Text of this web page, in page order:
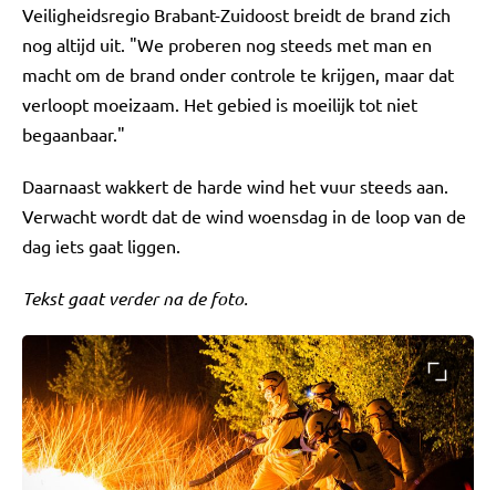
Veiligheidsregio Brabant-Zuidoost breidt de brand zich
nog altijd uit. "We proberen nog steeds met man en
macht om de brand onder controle te krijgen, maar dat
verloopt moeizaam. Het gebied is moeilijk tot niet
begaanbaar."
Daarnaast wakkert de harde wind het vuur steeds aan.
Verwacht wordt dat de wind woensdag in de loop van de
dag iets gaat liggen.
Tekst gaat verder na de foto.